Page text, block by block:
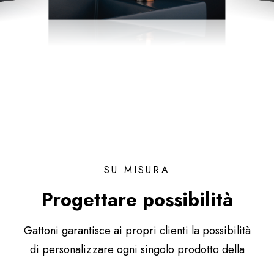
SU MISURA
Progettare possibilità
Gattoni garantisce ai propri clienti la possibilità
di personalizzare ogni singolo prodotto della